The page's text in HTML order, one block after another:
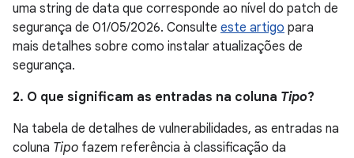
uma string de data que corresponde ao nível do patch de
segurança de 01/05/2026. Consulte este artigo para
mais detalhes sobre como instalar atualizações de
segurança.
2. O que significam as entradas na coluna Tipo?
Na tabela de detalhes de vulnerabilidades, as entradas na
coluna Tipo fazem referência à classificação da